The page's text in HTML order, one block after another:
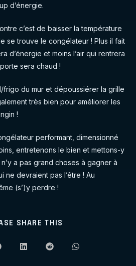
d’énergie.
c’est de baisser la température
se trouve le congélateur ! Plus il fait
d’énergie et moins l’air qui rentrera
sera chaud !
du mur et dépoussiérer la grille
très bien pour améliorer les
!
performant, dimensionné
entretenons le bien et mettons-y
a pas grand choses à gagner à
ne devraient pas l’être ! Au
(s’)y perdre !
SHARE THIS
Opens
Opens
Opens